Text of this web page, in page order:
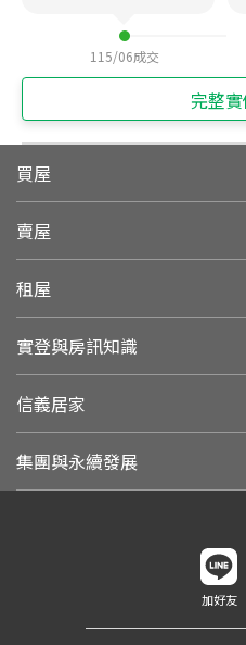
115/06成交
完整
買屋
賣屋
租屋
實登與房訊知識
信義居家
集團與永續發展
加好友